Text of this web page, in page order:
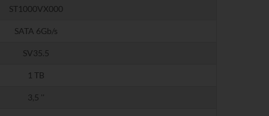
ST1000VX000
SATA 6Gb/s
SV35.5
1 TB
3,5 ''